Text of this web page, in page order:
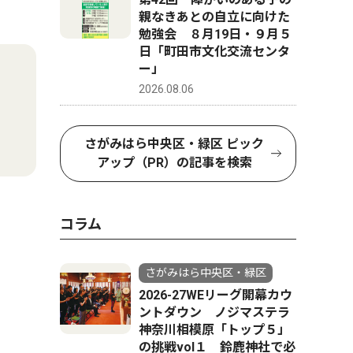
親なきあとの自立に向けた
勉強会 ８月19日・９月５
日「町田市文化交流センタ
ー」
2026.08.06
さがみはら中央区・緑区 ピック
アップ（PR）の記事を検索
コラム
さがみはら中央区・緑区
2026-27WEリーグ開幕カウ
ントダウン ノジマステラ
神奈川相模原「トップ５」
の挑戦vol１ 鈴鹿神社で必